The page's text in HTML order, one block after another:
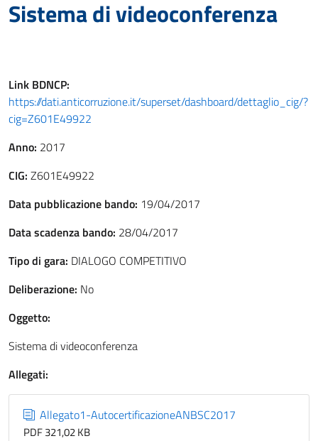
Sistema di videoconferenza
Link BDNCP:
https://dati.anticorruzione.it/superset/dashboard/dettaglio_cig/?
cig=Z601E49922
Anno: 2017
CIG: Z601E49922
Data pubblicazione bando: 19/04/2017
Data scadenza bando: 28/04/2017
Tipo di gara: DIALOGO COMPETITIVO
Deliberazione: No
Oggetto:
Sistema di videoconferenza
Allegati:
Allegato1-AutocertificazioneANBSC2017
PDF 321,02 KB